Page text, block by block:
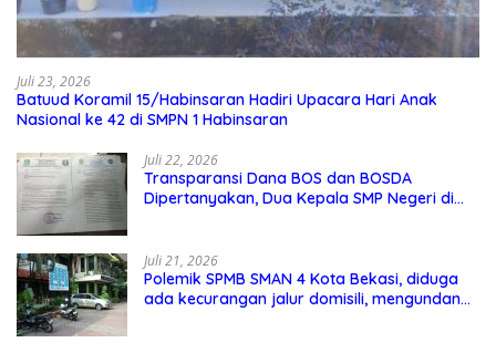
Juli 23, 2026
Batuud Koramil 15/Habinsaran Hadiri Upacara Hari Anak
Nasional ke 42 di SMPN 1 Habinsaran
Juli 22, 2026
Transparansi Dana BOS dan BOSDA
Dipertanyakan, Dua Kepala SMP Negeri di
Juli 21, 2026
Polemik SPMB SMAN 4 Kota Bekasi, diduga
ada kecurangan jalur domisili, mengundang